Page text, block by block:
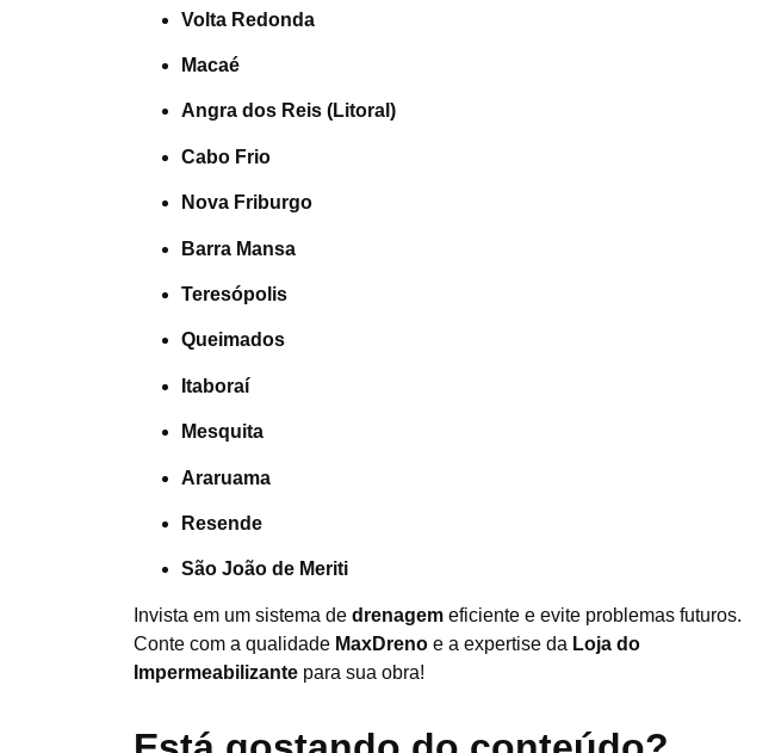
Volta Redonda
Macaé
Angra dos Reis (Litoral)
Cabo Frio
Nova Friburgo
Barra Mansa
Teresópolis
Queimados
Itaboraí
Mesquita
Araruama
Resende
São João de Meriti
Invista em um sistema de drenagem eficiente e evite problemas futuros.
Conte com a qualidade MaxDreno e a expertise da Loja do
Impermeabilizante para sua obra!